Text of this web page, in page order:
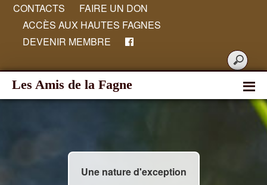
CONTACTS
FAIRE UN DON
ACCÈS AUX HAUTES FAGNES
DEVENIR MEMBRE
Les Amis de la Fagne
Une nature d'exception